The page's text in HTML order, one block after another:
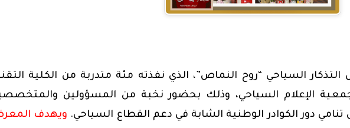
السياحي “روح النماص”، الذي نفذته مئة متدربة من الكلية
جمعية الإعلام السياحي، وذلك بحضور نخبة من المسؤولين
دور الكوادر الوطنية الشابة في دعم القطاع السياحي. ويهدف